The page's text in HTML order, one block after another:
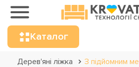
Каталог
Дерев'яні ліжка З підйомним